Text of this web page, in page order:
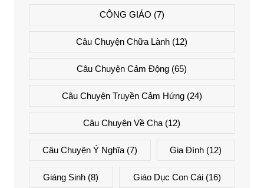
CÔNG GIÁO (7)
Câu Chuyện Chữa Lành (12)
Câu Chuyện Cảm Động (65)
Câu Chuyện Truyền Cảm Hứng(24)
Câu Chuyện Về Cha (12)
Câu Chuyện Ý Nghĩa(7) Gia Đình (12)
Giáng Sinh (8) Giáo Dục Con Cái(16)